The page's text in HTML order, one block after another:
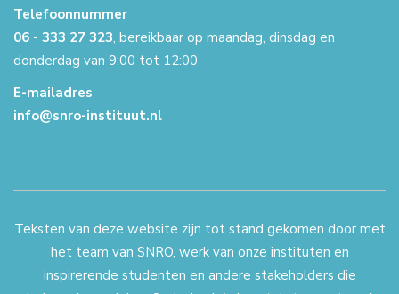
Telefoonnummer
06 - 333 27 323, bereikbaar op maandag, dinsdag en
donderdag van 9:00 tot 12:00
E-mailadres
info@snro-instituut.nl
Teksten van deze website zijn tot stand gekomen door met
het team van SNRO, werk van onze instituten en
inspirerende studenten en andere stakeholders die